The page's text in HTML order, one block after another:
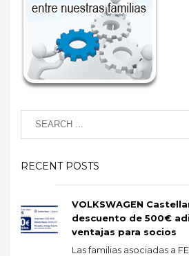
RECENT POSTS
VOLKSWAGEN
descuento de 500€
ventajas para socios
Las familias asociadas a